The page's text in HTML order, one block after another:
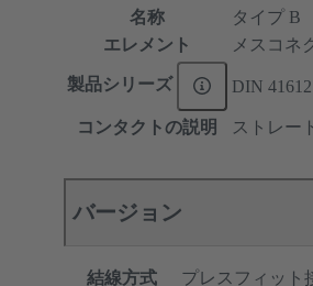
名称
タイプ B
エレメント
メスコネ
製品シリーズ DIN 41612
コンタクトの説明 ストレー
バージョン
結線方式 プレスフィット